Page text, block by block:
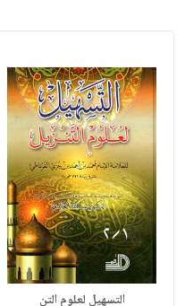
التسهيل لعلوم التن